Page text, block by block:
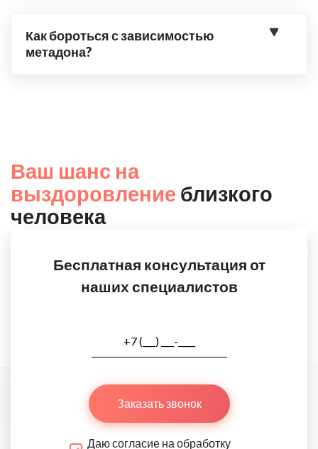
Как бороться с зависимостью
метадона?
Ваш шанс на
выздоровление близкого
человека
Бесплатная консультация от
наших специалистов
Заказать звонок
Даю согласие на обработку